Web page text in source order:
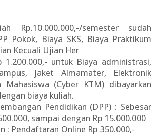
Rp.10.000.000,-/semester sudah
Pokok, Biaya SKS, Biaya Praktikum
Kecuali Ujian Her
1.200.000,- untuk Biaya administrasi,
Jaket Almamater, Elektronik
Mahasiswa (Cyber KTM) dibayarkan
biaya kuliah.
Pendidikan (DPP) : Sebesar
sampai dengan Rp 15.000.000
: Pendaftaran Online Rp 350.000,-